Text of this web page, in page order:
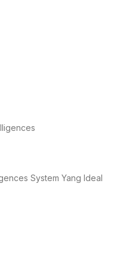
System Yang Ideal